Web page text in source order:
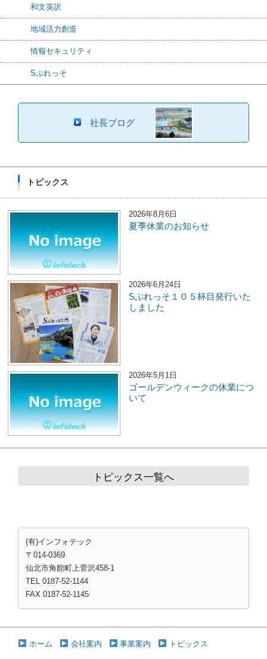
和文英訳
地域活力創造
情報セキュリティ
Sぷれっそ
社長ブログ
トピックス
2026年8月6日
夏季休業のお知らせ
2026年6月24日
Sぷれっそ１０５杯目発行いた
しました
2026年5月1日
ゴールデンウィークの休業につ
いて
トピックス一覧へ
(有)インフォテック
〒014-0369
仙北市角館町上菅沢458-1
TEL 0187-52-1144
FAX 0187-52-1145
ホーム 会社案内 事業案内 トピックス